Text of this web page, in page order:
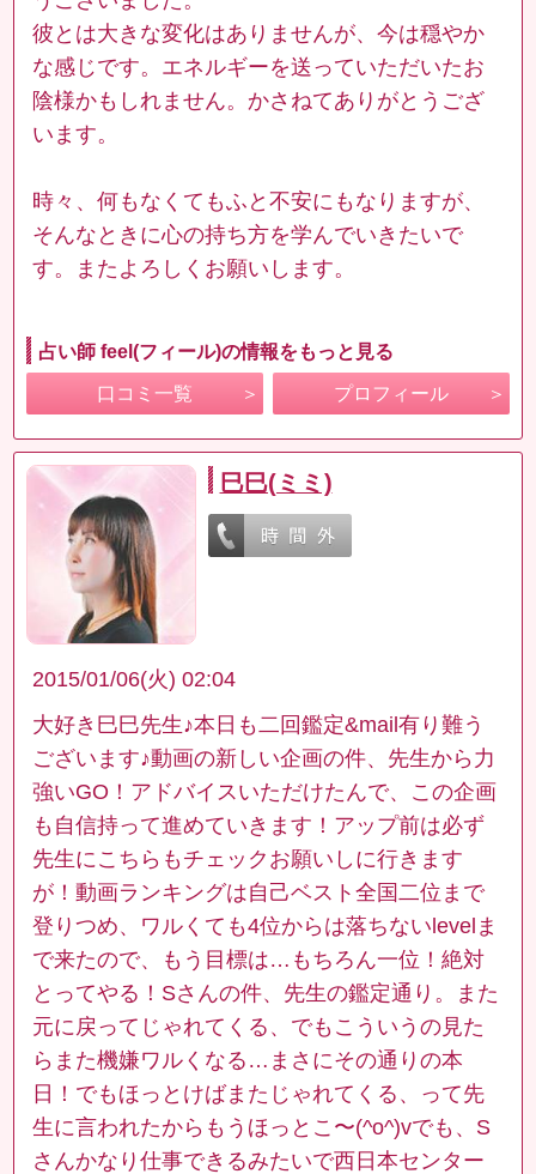
彼とは大きな変化はありませんが、今は穏やか
な感じです。エネルギーを送っていただいたお
陰様かもしれません。かさねてありがとうござ
います。
時々、何もなくてもふと不安にもなりますが、
そんなときに心の持ち方を学んでいきたいで
す。またよろしくお願いします。
占い師 feel(フィール)の情報をもっと見る
口コミ一覧 プロフィール
巳巳(ミミ)
2015/01/06(火) 02:04
大好き巳巳先生♪本日も二回鑑定&mail有り難う
ございます♪動画の新しい企画の件、先生から力
強いGO！アドバイスいただけたんで、この企画
も自信持って進めていきます！アップ前は必ず
先生にこちらもチェックお願いしに行きます
が！動画ランキングは自己ベスト全国二位まで
登りつめ、ワルくても4位からは落ちないlevelま
で来たので、もう目標は…もちろん一位！絶対
とってやる！Sさんの件、先生の鑑定通り。また
元に戻ってじゃれてくる、でもこういうの見た
らまた機嫌ワルくなる…まさにその通りの本
日！でもほっとけばまたじゃれてくる、って先
生に言われたからもうほっとこ〜(^o^)vでも、S
さんかなり仕事できるみたいで西日本センター